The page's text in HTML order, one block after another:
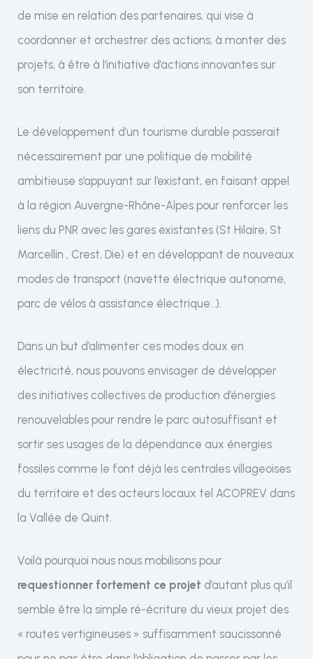
de mise en relation des partenaires, qui vise à
coordonner et orchestrer des actions, à monter des
projets, à être à l’initiative d’actions innovantes sur
son territoire.
Le développement d’un tourisme durable passerait
nécessairement par une politique de mobilité
ambitieuse s’appuyant sur l’existant, en faisant appel
à la région Auvergne-Rhône-Alpes pour renforcer les
liens du PNR avec les gares existantes (St Hilaire, St
Marcellin , Crest, Die) et en développant de nouveaux
modes de transport (navette électrique autonome,
parc de vélos à assistance électrique…).
Dans un but d’alimenter ces modes doux en
électricité, nous pouvons envisager de développer
des initiatives collectives de production d’énergies
renouvelables pour rendre le parc autosuffisant et
sortir ses usages de la dépendance aux énergies
fossiles comme le font déjà les centrales villageoises
du territoire et des acteurs locaux tel ACOPREV dans
la Vallée de Quint.
Voilà pourquoi nous nous mobilisons pour
requestionner fortement ce projet d’autant plus qu’il
semble être la simple ré-écriture du vieux projet des
« routes vertigineuses » suffisamment saucissonné